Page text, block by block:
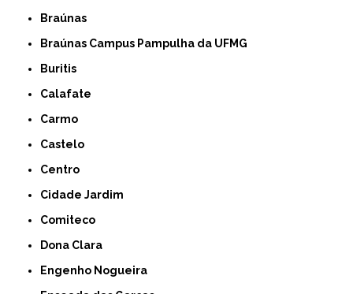
Braúnas
Braúnas Campus Pampulha da UFMG
Buritis
Calafate
Carmo
Castelo
Centro
Cidade Jardim
Comiteco
Dona Clara
Engenho Nogueira